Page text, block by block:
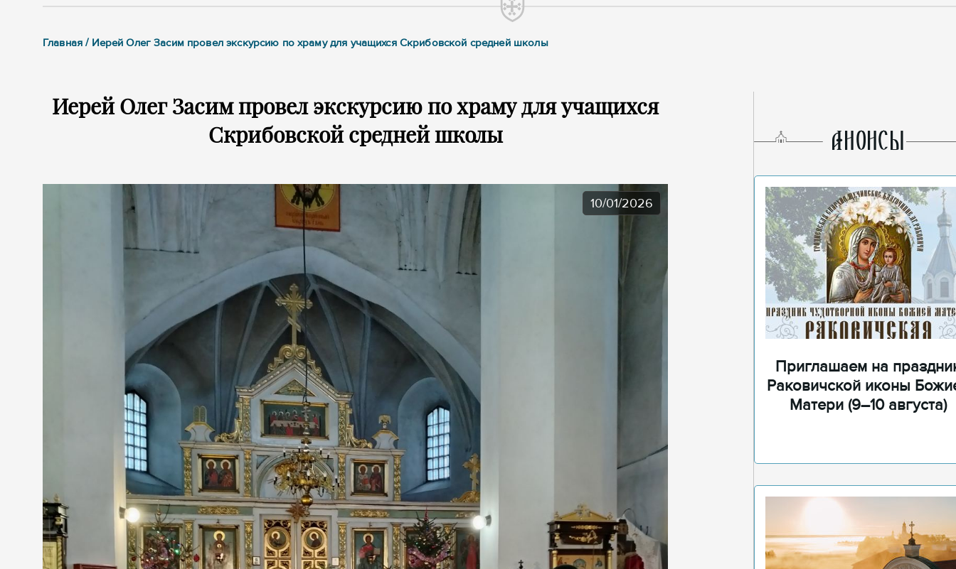
Главная / Иерей Олег Засим провел экскурсию по храму для учащихся Скрибовской средней школы
Иерей Олег Засим провел экскурсию по храму для учащихся
Скрибовской средней школы
10/01/2026
AНОНСЫ
Приглашаем на
Раковичской иконы
Матери (9–10 августа)